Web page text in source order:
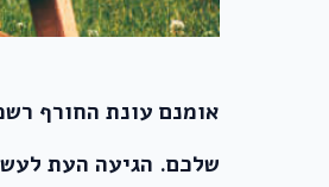
אומנם עונת החורף
שלכם. הגיעה העת